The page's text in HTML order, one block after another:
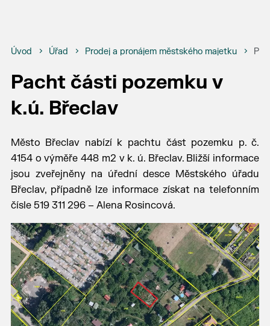
Úvod Úřad Prodej a pronájem městského majetku
Pacht části pozemku v
k.ú. Břeclav
Město Břeclav nabízí k pachtu část pozemku p. č.
4154 o výměře 448 m2 v k. ú. Břeclav. Bližší informace
jsou zveřejněny na úřední desce Městského úřadu
Břeclav, případně lze informace získat na telefonním
čísle 519 311 296 – Alena Rosincová.